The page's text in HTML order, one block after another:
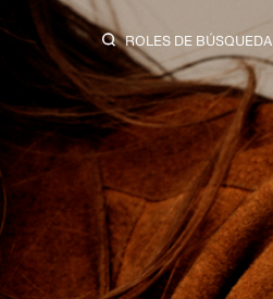
ROLES DE BÚSQUEDA